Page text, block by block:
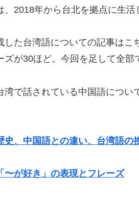
、2018年から台北を拠点に生活
した台湾語についての記事は
ズが30ほど。今回を足して全部
湾で話されている中国語につい
史、中国語との違い、台湾語の
〜が好き」の表現とフレーズ